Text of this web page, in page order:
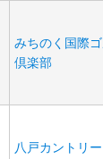
みちのく国際
倶楽部
八戸カントリ